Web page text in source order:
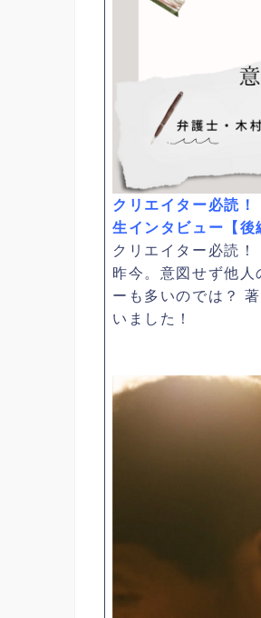
クリエイター必読
生インタビュー【後
クリエイター必読
昨今。意図せず他
ーも多いのでは？
いました！